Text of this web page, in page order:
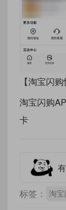
【淘宝闪
淘宝闪购
卡
标签： 淘